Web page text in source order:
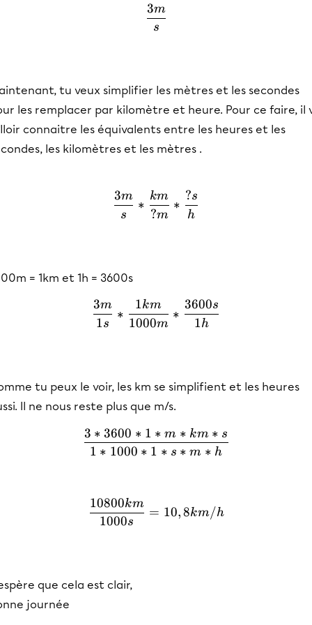
\frac{3 m }{s}
s
3m
tu veux simplifier les mètres et les secondes
les remplacer par kilomètre et heure. Pour ce faire, il
connaitre les équivalents entre les heures et les
les kilomètres et les mètres .
\frac{3 m }{s} *
s
3m
∗
?m
km
∗
h
?s
= 1km et 1h = 3600s
\frac{3 m }{1 s} * \frac{1
1s
3m
∗
1000m
1km
∗
1h
3600s
tu peux le voir, les km se simplifient et les heures
Il ne nous reste plus que m/s.
\frac{3 *3600 *1
1 ∗ 1000 ∗ 1 ∗ s ∗ m ∗ h
3 ∗ 3600 ∗ 1 ∗ m ∗ km ∗ s
\frac{10800km}{1000s} =
1000s
10800km
= 10,8km/h
que cela est clair,
journée